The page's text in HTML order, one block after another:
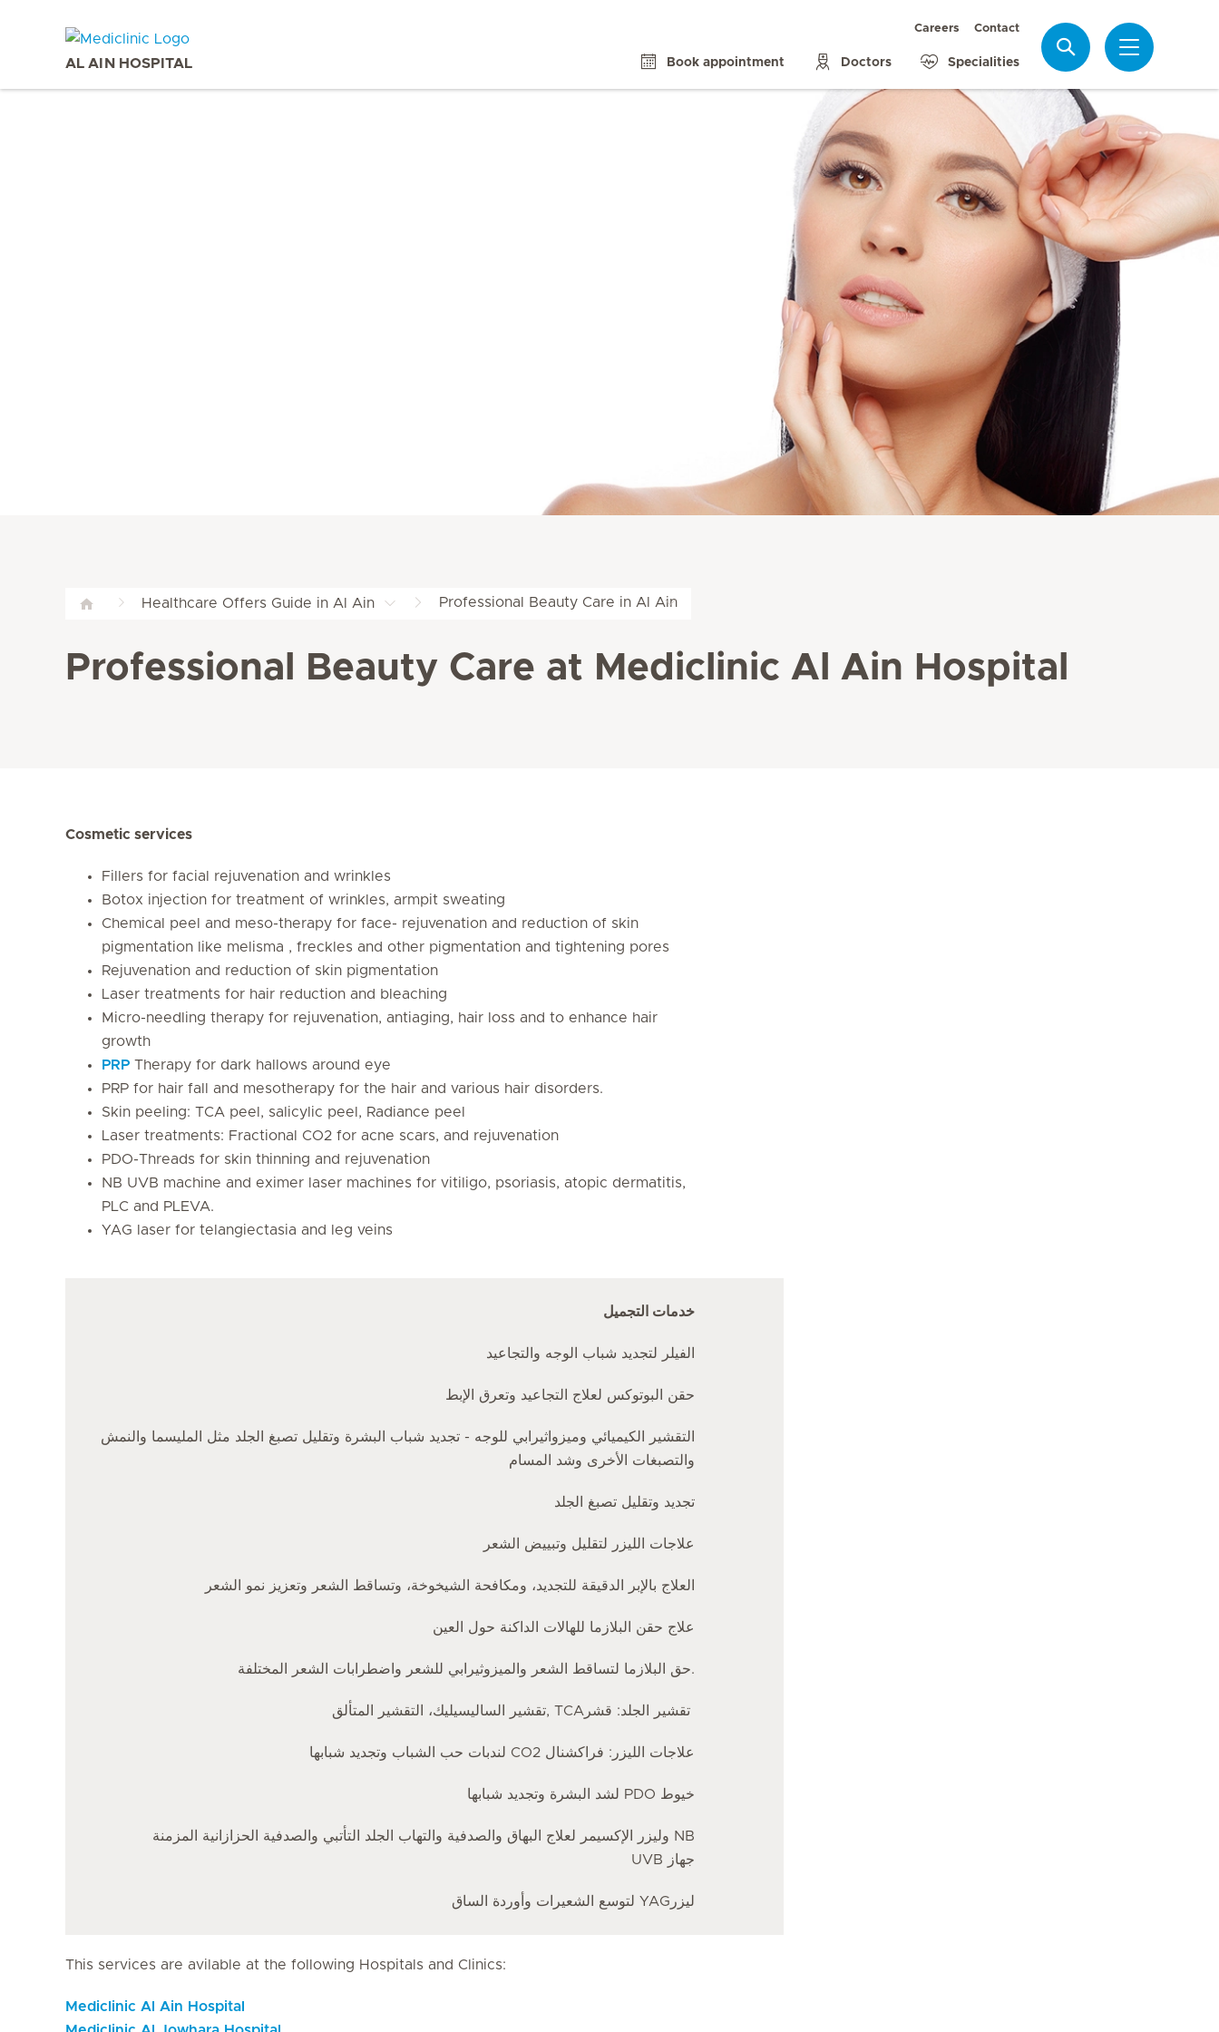
AL AIN HOSPITAL
Careers Contact
Book appointment Doctors Specialities
Healthcare Offers Guide in Al Ain Professional Beauty Care in Al Ain
Professional Beauty Care at Mediclinic Al Ain Hospital
Cosmetic services
Fillers for facial rejuvenation and wrinkles
Botox injection for treatment of wrinkles, armpit sweating
Chemical peel and meso-therapy for face- rejuvenation and reduction of skin
pigmentation like melisma , freckles and other pigmentation and tightening pores
Rejuvenation and reduction of skin pigmentation
Laser treatments for hair reduction and bleaching
Micro-needling therapy for rejuvenation, antiaging, hair loss and to enhance hair
growth
PRP Therapy for dark hallows around eye
PRP for hair fall and mesotherapy for the hair and various hair disorders.
Skin peeling: TCA peel, salicylic peel, Radiance peel
Laser treatments: Fractional CO2 for acne scars, and rejuvenation
PDO-Threads for skin thinning and rejuvenation
NB UVB machine and eximer laser machines for vitiligo, psoriasis, atopic dermatitis,
PLC and PLEVA.
YAG laser for telangiectasia and leg veins
خدمات التجميل
الفيلر لتجديد شباب الوجه والتجاعيد
حقن البوتوكس لعلاج التجاعيد وتعرق الإبط
التقشير الكيميائي وميزواثيرابي للوجه - تجديد شباب البشرة وتقليل تصبغ الجلد مثل المليسما والنمش
والتصبغات الأخرى وشد المسام
تجديد وتقليل تصبغ الجلد
علاجات الليزر لتقليل وتبييض الشعر
العلاج بالإبر الدقيقة للتجديد، ومكافحة الشيخوخة، وتساقط الشعر وتعزيز نمو الشعر
علاج حقن البلازما للهالات الداكنة حول العين
حق البلازما لتساقط الشعر والميزوثيرابي للشعر واضطرابات الشعر المختلفة.
تقشير الساليسيليك، التقشير المتألق, TCAتقشير الجلد: قشر
لندبات حب الشباب وتجديد شبابها CO2 علاجات الليزر: فراكشنال
لشد البشرة وتجديد شبابها PDO خيوط
وليزر الإكسيمر لعلاج البهاق والصدفية والتهاب الجلد التأتبي والصدفية الحزازانية المزمنة NB
UVB جهاز
لتوسع الشعيرات وأوردة الساق YAGليزر
This services are avilable at the following Hospitals and Clinics:
Mediclinic Al Ain Hospital